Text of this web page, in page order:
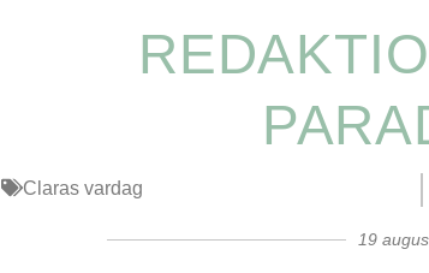
Claras vardag
19